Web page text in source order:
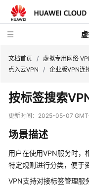
最
新
动
品
介
绍
文档首页 / 虚拟专用网络
点入云VPN
/ 企业版VPN连
按标签搜索
更新时间： 2025-05-07
场景描述
用户在使用VPN服务时，
特定规则进行分类，便于
VPN支持对接标签管理